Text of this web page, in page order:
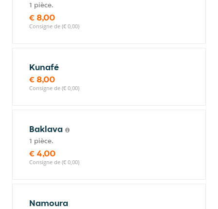
1 pièce.
€ 8,00
Consigne de (€ 0,00)
Kunafé
€ 8,00
Consigne de (€ 0,00)
Baklava
1 pièce.
€ 4,00
Consigne de (€ 0,00)
Namoura